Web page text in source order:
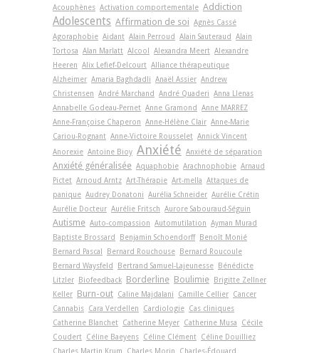
Acouphènes Activation comportementale Addiction
Adolescents Affirmation de soi Agnès Cassé
Agoraphobie Aidant Alain Perroud Alain Sauteraud
Alain
Tortosa Alan Marlatt Alcool Alexandra Meert Alexandre
Heeren Alix Lefief-Delcourt Alliance thérapeutique
Alzheimer Amaria Baghdadli Anaël Assier Andrew
Christensen André Marchand André Quaderi Anna Llenas
Annabelle Godeau-Pernet Anne Gramond
Anne MARREZ
Anne-Françoise Chaperon Anne-Hélène Clair Anne-Marie
Cariou-Rognant Anne-Victoire Rousselet Annick Vincent
Anorexie Antoine Bioy Anxiété Anxiété de séparation
Anxiété généralisée Aquaphobie Arachnophobie Arnaud
Pictet Arnoud Arntz Art-Thérapie Art-­mella Attaques de
panique Audrey Donatoni Aurélia Schneider Aurélie Crétin
Aurélie Docteur Aurélie Fritsch Aurore Sabouraud-Séguin
Autisme Auto-compassion Automutilation Ayman Murad
Baptiste Brossard
Benjamin Schoendorff
Benoît Monié
Bernard Pascal
Bernard Rouchouse
Bernard Roucoule
Bernard Waysfeld
Bertrand Samuel-Lajeunesse
Bénédicte
Litzler
Biofeedback Borderline Boulimie
Brigitte Zellner
Keller Burn-out Caline Majdalani Camille Cellier Cancer
Cannabis Cara Verdellen Cardiologie Cas cliniques
Catherine Blanchet Catherine Meyer Catherine Musa
Cécile
Coudert Céline Baeyens Céline Clément Céline Douilliez
Charles Martin Krum
Charles Morin
Charles-Édouard